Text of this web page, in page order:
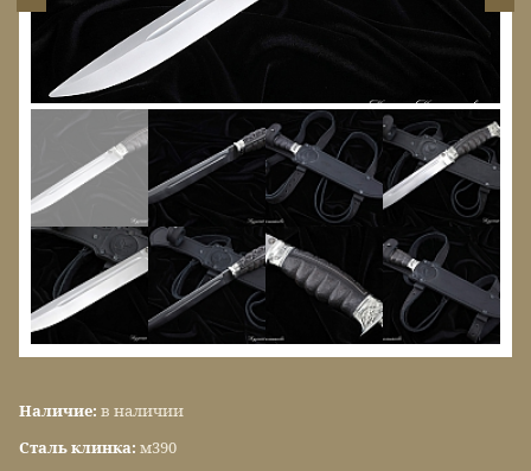
Наличие: в наличии
Сталь клинка: м390